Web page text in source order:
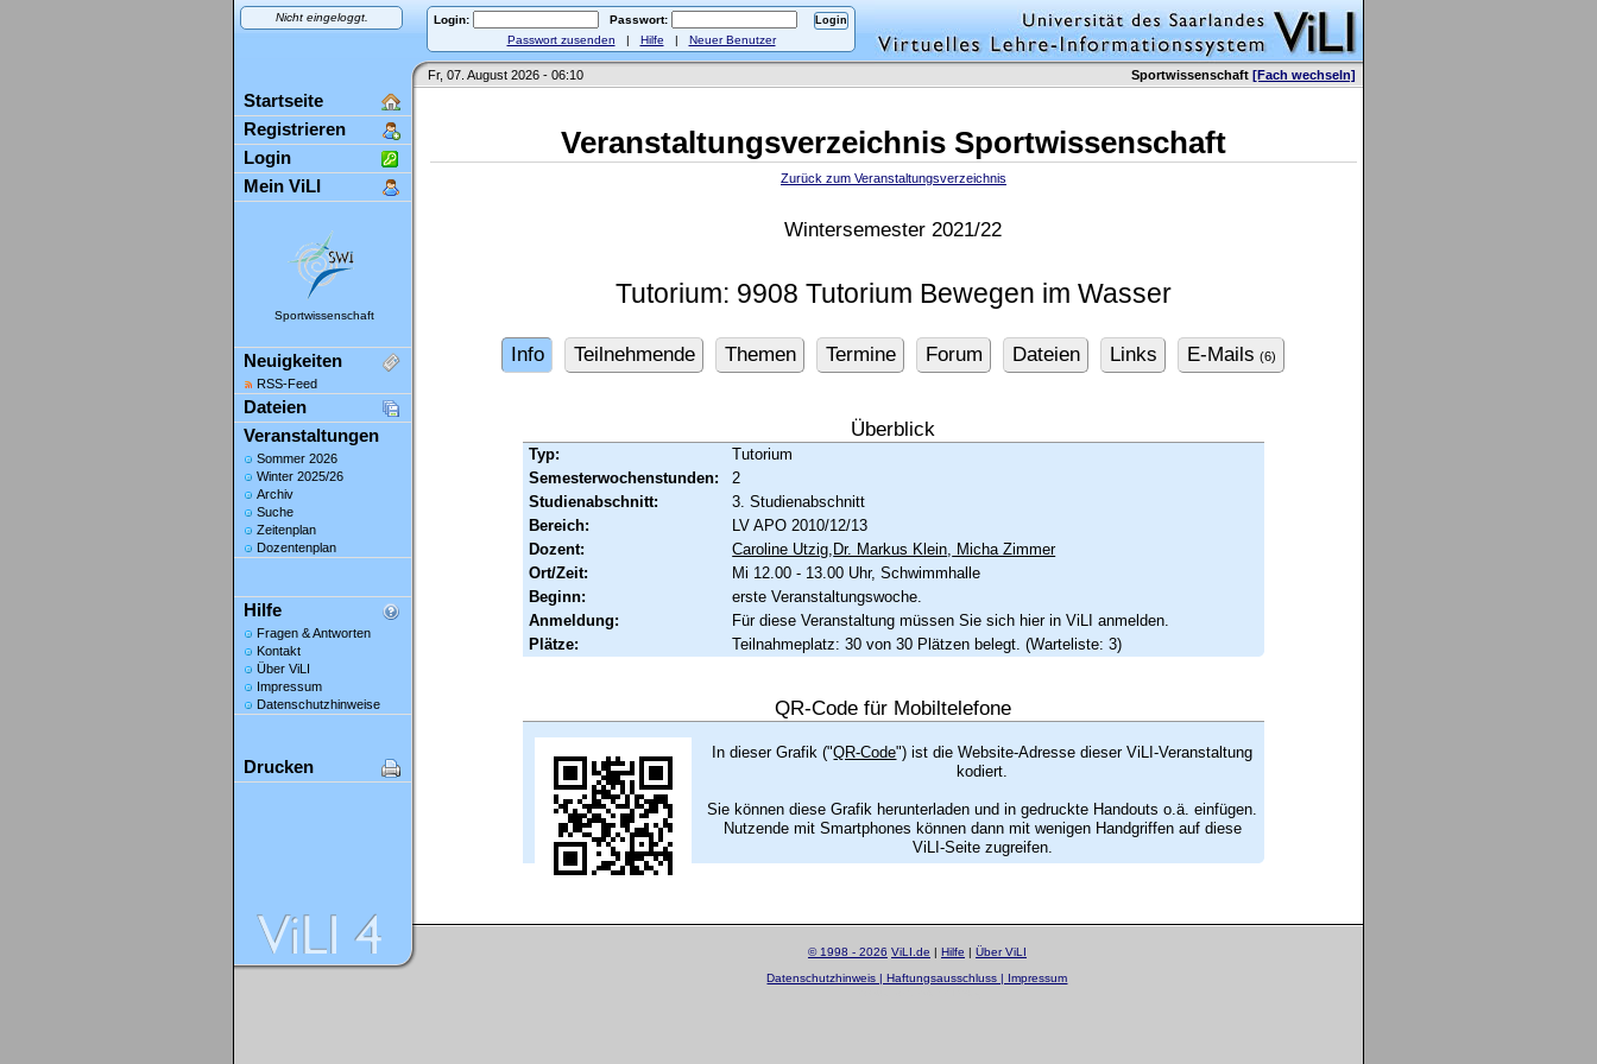
Nicht eingeloggt. Login:
Passwort:
Passwort zusenden | Hilfe | Neuer Benutzer
Fr, 07. August 2026 - 06:10 Sportwissenschaft [Fach wechseln]
Startseite
Registrieren
Login
Mein ViLI
Sportwissenschaft
Neuigkeiten
RSS-Feed
Dateien
Veranstaltungen
Sommer 2026
Winter 2025/26
Archiv
Suche
Zeitenplan
Dozentenplan
Hilfe
Fragen & Antworten
Kontakt
Über ViLI
Impressum
Datenschutzhinweise
Drucken
Veranstaltungsverzeichnis Sportwissenschaft
Zurück zum Veranstaltungsverzeichnis
Wintersemester 2021/22
Tutorium: 9908 Tutorium Bewegen im Wasser
Info Teilnehmende Themen Termine Forum Dateien Links E-Mails (6)
Überblick
Typ:
Tutorium
Semesterwochenstunden:
2
Studienabschnitt:
3. Studienabschnitt
Bereich:
LV APO 2010/12/13
Dozent:
Caroline Utzig Dr. Markus Klein
Micha Zimmer
Ort/Zeit:
Mi 12.00 - 13.00 Uhr, Schwimmhalle
Beginn:
erste Veranstaltungswoche.
Anmeldung:
Für diese Veranstaltung müssen Sie sich hier in ViLI anmelden.
Plätze:
Teilnahmeplatz: 30 von 30 Plätzen belegt. (Warteliste: 3)
QR-Code für Mobiltelefone
In dieser Grafik ("QR-Code") ist die Website-Adresse dieser ViLI-Veranstaltung
kodiert.
Sie können diese Grafik herunterladen und in gedruckte Handouts o.ä. einfügen.
Nutzende mit Smartphones können dann mit wenigen Handgriffen auf diese
ViLI-Seite zugreifen.
© 1998 - 2026 ViLI.de | Hilfe | Über ViLI
Datenschutzhinweis | Haftungsausschluss | Impressum